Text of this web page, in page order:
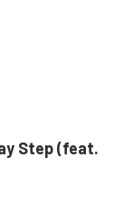
Step (feat.